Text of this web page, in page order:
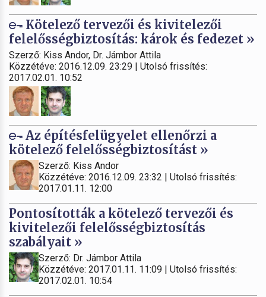
Kötelező tervezői és kivitelezői
felelősségbiztosítás: károk és fedezet »
Szerző: Kiss Andor, Dr. Jámbor Attila
Közzétéve: 2016.12.09. 23:29 | Utolsó frissítés:
2017.02.01. 10:52
Az építésfelügyelet ellenőrzi a
kötelező felelősségbiztosítást »
Szerző: Kiss Andor
Közzétéve: 2016.12.09. 23:32 | Utolsó frissítés:
2017.01.11. 12:00
Pontosították a kötelező tervezői és
kivitelezői felelősségbiztosítás
szabályait »
Szerző: Dr. Jámbor Attila
Közzétéve: 2017.01.11. 11:09 | Utolsó frissítés:
2017.02.01. 10:54